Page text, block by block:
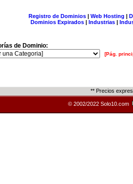
Registro de Dominios| Web Hosting |
Dominios Expirados | Industrias |
de Dominio:
[Pág.
** Precios
© 2002/2022 Solo10.com